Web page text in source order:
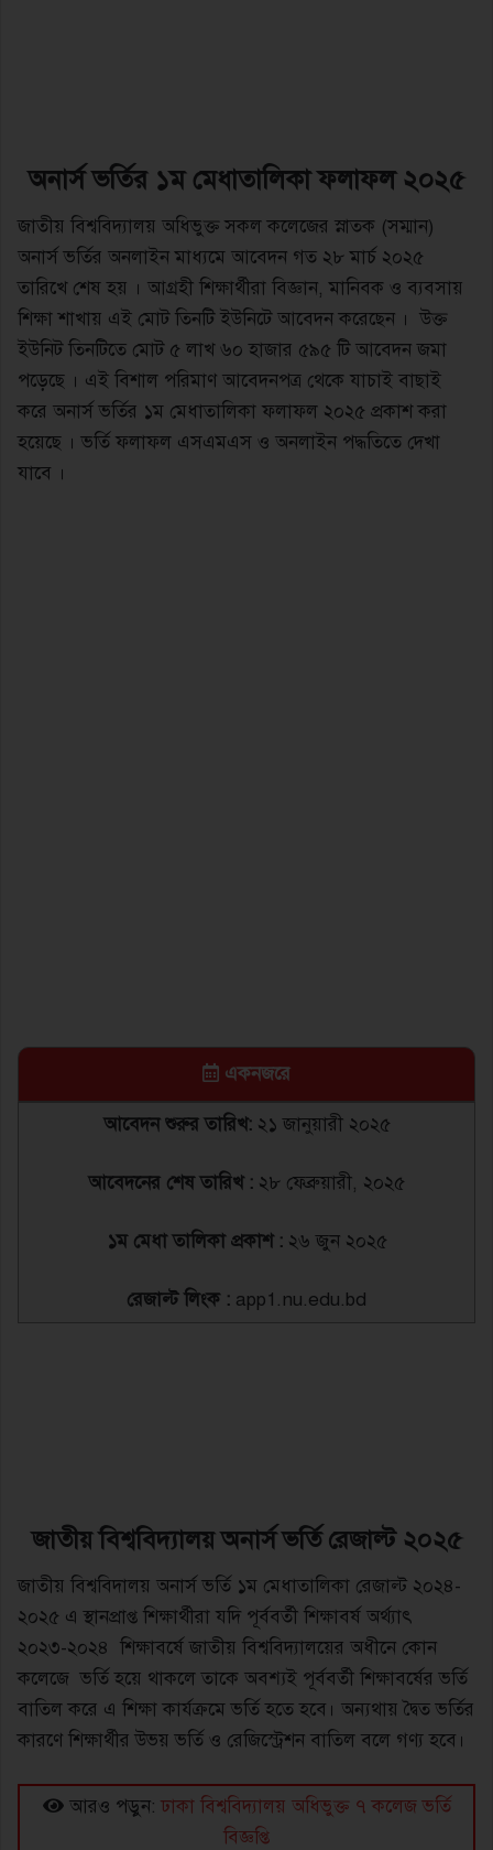
অনার্স ভর্তির ১ম মেধাতালিকা ফলাফল ২০২৫
জাতীয় বিশ্ববিদ্যালয় অধিভুক্ত সকল কলেজের স্নাতক (সম্মান)
অনার্স ভর্তির অনলাইন মাধ্যমে আবেদন গত ২৮ মার্চ ২০২৫
তারিখে শেষ হয় । আগ্রহী শিক্ষার্থীরা বিজ্ঞান, মানিবক ও ব্যবসায়
শিক্ষা শাখায় এই মোট তিনটি ইউনিটে আবেদন করেছেন । উক্ত
ইউনিট তিনটিতে মোট ৫ লাখ ৬০ হাজার ৫৯৫ টি আবেদন জমা
পড়েছে । এই বিশাল পরিমাণ আবেদনপত্র থেকে যাচাই বাছাই
করে অনার্স ভর্তির ১ম মেধাতালিকা ফলাফল ২০২৫ প্রকাশ করা
হয়েছে । ভর্তি ফলাফল এসএমএস ও অনলাইন পদ্ধতিতে দেখা
যাবে ।
একনজরে
আবেদন শুরুর তারিখ:২১ জানুয়ারী ২০২৫
আবেদনের শেষ তারিখ : ২৮ ফেব্রুয়ারী, ২০২৫
১ম মেধা তালিকা প্রকাশ : ২৬ জুন ২০২৫
রেজাল্ট লিংক : app1.nu.edu.bd
জাতীয় বিশ্ববিদ্যালয় অনার্স ভর্তি রেজাল্ট ২০২৫
জাতীয় বিশ্ববিদালয় অনার্স ভর্তি ১ম মেধাতালিকা রেজাল্ট ২০২৪-
২০২৫ এ স্থানপ্রাপ্ত শিক্ষার্থীরা যদি পূর্ববর্তী শিক্ষাবর্ষ অর্থ্যাৎ
২০২৩-২০২৪ শিক্ষাবর্ষে জাতীয় বিশ্ববিদ্যালয়ের অধীনে কোন
কলেজে ভর্তি হয়ে থাকলে তাকে অবশ্যই পূর্ববর্তী শিক্ষাবর্ষের ভর্তি
বাতিল করে এ শিক্ষা কার্যক্রমে ভর্তি হতে হবে। অন্যথায় দ্বৈত ভর্তির
কারণে শিক্ষার্থীর উভয় ভর্তি ও রেজিস্ট্রেশন বাতিল বলে গণ্য হবে।
আরও পড়ুন: ঢাকা বিশ্ববিদ্যালয় অধিভুক্ত ৭ কলেজ ভর্তি
বিজ্ঞপ্তি